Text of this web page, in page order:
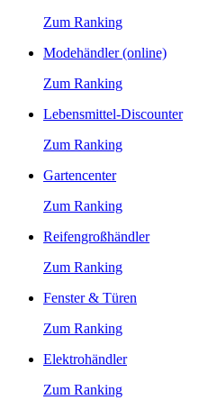
Zum Ranking
Modehändler (online)
Zum Ranking
Lebensmittel-Discounter
Zum Ranking
Gartencenter
Zum Ranking
Reifengroßhändler
Zum Ranking
Fenster & Türen
Zum Ranking
Elektrohändler
Zum Ranking